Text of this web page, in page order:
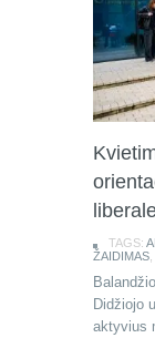
TAGS:
ŽAIDIMAS
Didžiojo
aktyvius